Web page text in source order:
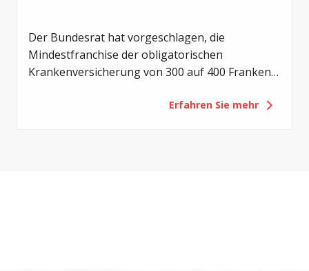
Der Bundesrat hat vorgeschlagen, die
Mindestfranchise der obligatorischen
Krankenversicherung von 300 auf 400 Franken
Eigenverantwortung der Versicherten gestärkt
Erfahren Sie mehr